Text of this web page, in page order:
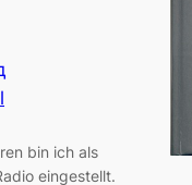
bin ich als
eingestellt.